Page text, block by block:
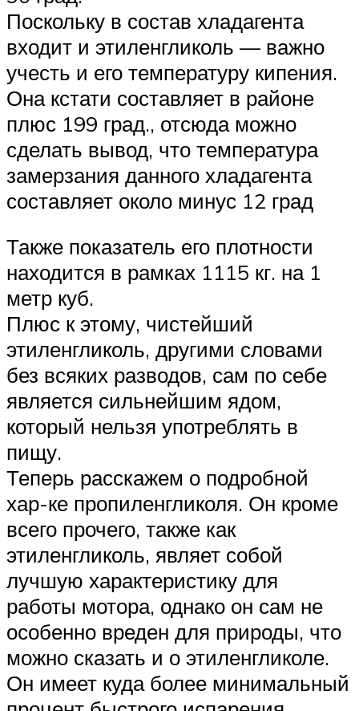
Меню
Поскольку в состав хладагента
входит и этиленгликоль — важно
учесть и его температуру кипения.
Она кстати составляет в районе
плюс 199 град., отсюда можно
сделать вывод, что температура
замерзания данного хладагента
составляет около минус 12 град
Также показатель его плотности
находится в рамках 1115 кг. на 1
метр куб.
Плюс к этому, чистейший
этиленгликоль, другими словами
без всяких разводов, сам по себе
является сильнейшим ядом,
который нельзя употреблять в
пищу.
Теперь расскажем о подробной
хар-ке пропиленгликоля. Он кроме
всего прочего, также как
этиленгликоль, являет собой
лучшую характеристику для
работы мотора, однако он сам не
особенно вреден для природы, что
можно сказать и о этиленгликоле.
Он имеет куда более минимальный